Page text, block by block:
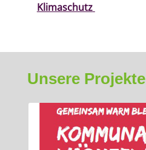
Klimaschutz
Unsere Projekte